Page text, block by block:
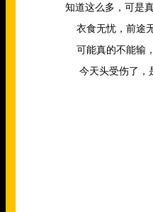
知道这么多，可是
衣食无忧，前途
可能真的不能输
今天头受伤了，